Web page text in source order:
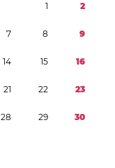
1 2
7 8 9
14 15 16
21 22 23
28 29 30